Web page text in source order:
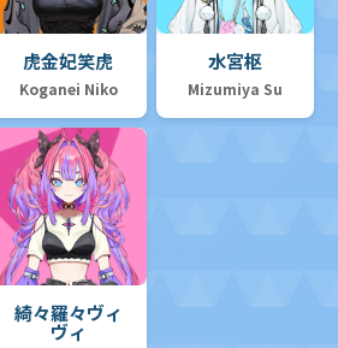
虎金妃笑虎
Koganei Niko
水宮枢
Mizumiya Su
綺々羅々ヴィ
ヴィ